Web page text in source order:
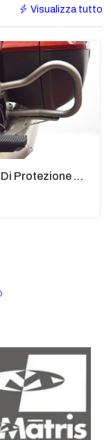
Visualizza tutto
Tubi Di Protezione Bauli Posteriori Per Bmw K 1600 Gt/Gtl (2010>2016) GIALLO - TB8025-K1600GTL